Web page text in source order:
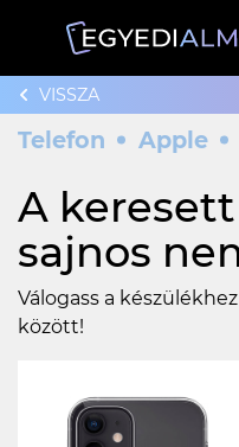
VISSZA
Telefon Apple
A
sajnos
Válogass a
között!